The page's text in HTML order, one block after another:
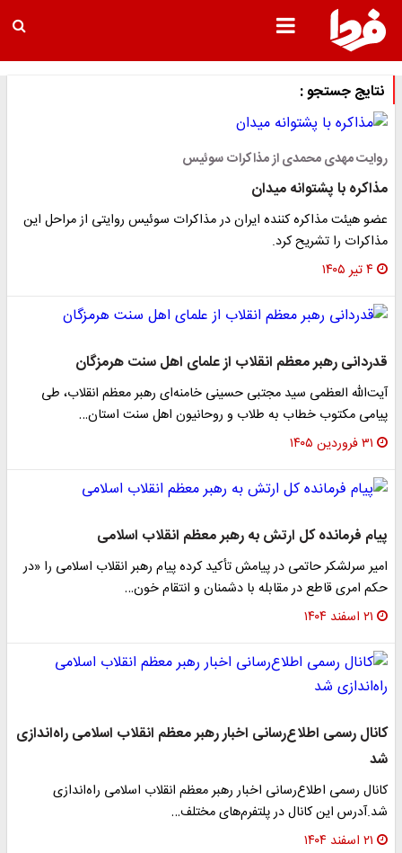
نتایج جستجو :
روایت مهدی محمدی از مذاکرات سوئیس
مذاکره با پشتوانه میدان
عضو هیئت مذاکره کننده ایران در مذاکرات سوئیس روایتی از مراحل این
مذاکرات را تشریح کرد.
۴ تیر ۱۴۰۵
قدردانی رهبر معظم انقلاب از علمای اهل سنت هرمزگان
آیت‌الله العظمی سید مجتبی حسینی خامنه‌ای رهبر معظم انقلاب، طی
پیامی مکتوب خطاب به طلاب و روحانیون اهل سنت استان…
۳۱ فروردین ۱۴۰۵
پیام فرمانده کل ارتش به رهبر معظم انقلاب اسلامی
امیر سرلشکر حاتمی در پیامش تأکید کرده پیام رهبر انقلاب اسلامی را «در
حکم امری قاطع در مقابله با دشمنان و انتقام خون…
۲۱ اسفند ۱۴۰۴
کانال رسمی اطلاع‌رسانی اخبار رهبر معظم انقلاب اسلامی راه‌اندازی
شد
کانال رسمی اطلاع‌رسانی اخبار رهبر معظم انقلاب اسلامی راه‌اندازی
شد.آدرس این کانال در پلتفرم‌های مختلف…
۲۱ اسفند ۱۴۰۴